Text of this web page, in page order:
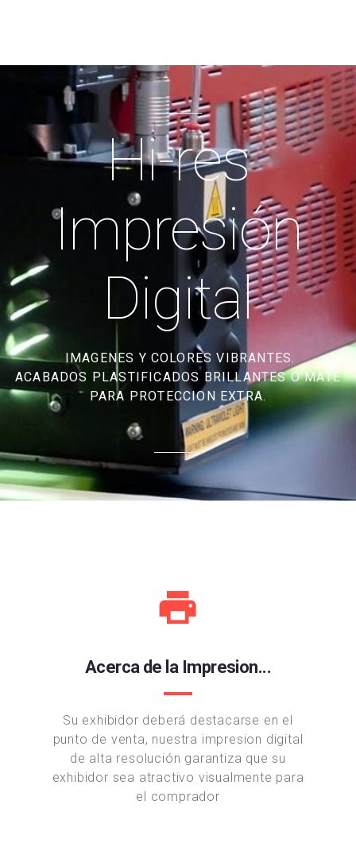
Hi-res
Impresión
Digital
IMAGENES Y COLORES VIBRANTES.
ACABADOS PLASTIFICADOS BRILLANTES O MATE
PARA PROTECCION EXTRA.
Acerca de la Impresion...
Su exhibidor deberá destacarse en el
punto de venta, nuestra impresion digital
de alta resolución garantiza que su
exhibidor sea atractivo visualmente para
el comprador